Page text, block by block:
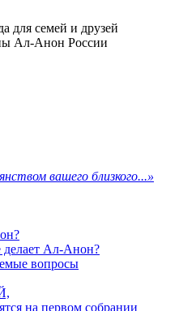
семей и друзей
Ал-Анон России
вашего близкого...»
делает Ал-Анон?
вопросы
на первом собрании